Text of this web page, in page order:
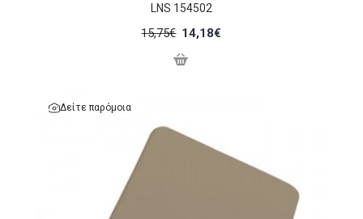
LNS 154502
15,75€ 14,18€
Δείτε παρόμοια